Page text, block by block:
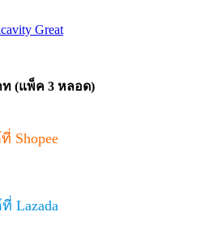
(แพ็ค 3 หลอด)
Shopee
Lazada